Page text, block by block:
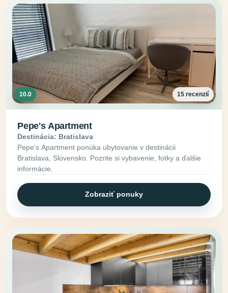
10.0 15 recenzií
Pepe's Apartment
Destinácia: Bratislava
Pepe's Apartment ponúka ubytovanie v destinácii
Bratislava, Slovensko. Pozrite si vybavenie, fotky a ďalšie
informácie.
Zobraziť ponuky